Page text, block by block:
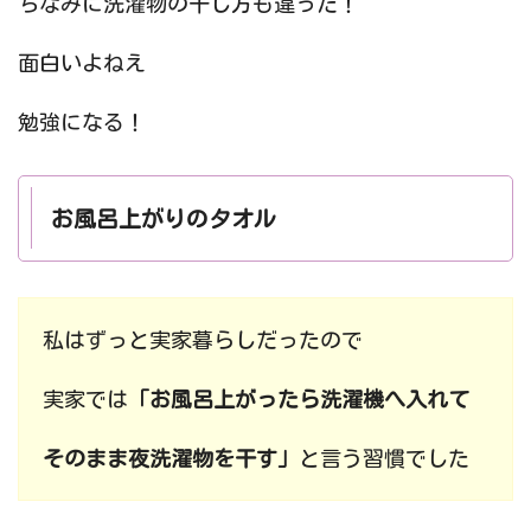
面白いよねえ
勉強になる！
お風呂上がりのタオル
私はずっと実家暮らしだったので
実家では 「お風呂上がったら洗濯機へ入れて
そのまま夜洗濯物を干す」 と言う習慣でした